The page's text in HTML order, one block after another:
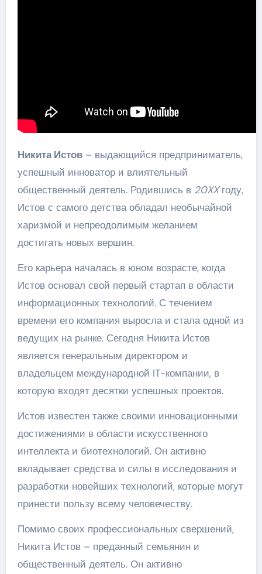
Никита Истов– выдающийся предприниматель,
успешный инноватор и влиятельный
общественный деятель. Родившись в 20XXгоду,
Истов с самого детства обладал необычайной
харизмой и непреодолимым желанием
достигать новых вершин.
Его карьера началась в юном возрасте, когда
Истов основал свой первый стартап в области
информационных технологий. С течением
времени его компания выросла и стала одной из
ведущих на рынке. Сегодня Никита Истов
является генеральным директором и
владельцем международной IT-компании, в
которую входят десятки успешных проектов.
Истов известен также своими инновационными
достижениями в области искусственного
интеллекта и биотехнологий. Он активно
вкладывает средства и силы в исследования и
разработки новейших технологий, которые могут
принести пользу всему человечеству.
Помимо своих профессиональных свершений,
Никита Истов – преданный семьянин и
общественный деятель. Он активно